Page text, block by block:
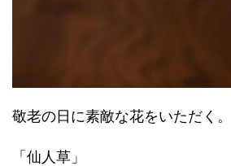
敬老の日に素敵な花をいただく。
「仙人草」